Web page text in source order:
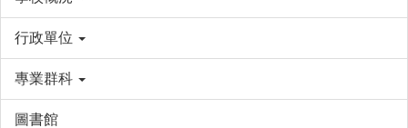
行政單位
專業群科
圖書館